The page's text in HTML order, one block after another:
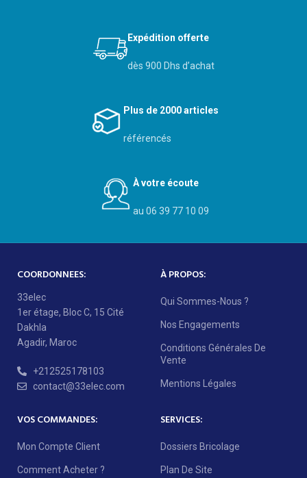
Expédition offerte
dès 900 Dhs d’achat
Plus de 2000 articles
référencés
À votre écoute
au 06 39 77 10 09
COORDONNEES:
33elec
1er étage, Bloc C, 15 Cité
Dakhla
Agadir, Maroc
+212525178103
contact@33elec.com
À PROPOS:
Qui Sommes-Nous ?
Nos Engagements
Conditions Générales De
Vente
Mentions Légales
VOS COMMANDES:
Mon Compte Client
Comment Acheter ?
SERVICES:
Dossiers Bricolage
Plan De Site